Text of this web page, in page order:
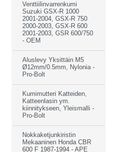
Venttiilinvarrenkumi
Suzuki GSX-R 1000
2001-2004, GSX-R 750
2000-2003, GSX-R 600
2001-2003, GSR 600/750
- OEM
Aluslevy Yksittäin M5
Ø12mm/0.5mm, Nylonia -
Pro-Bolt
Kumimutteri Katteiden,
Katteenlasin ym.
kiinnitykseen, Yleismalli -
Pro-Bolt
Nokkaketjunkiristin
Mekaaninen Honda CBR
600 F 1987-1994 - APE